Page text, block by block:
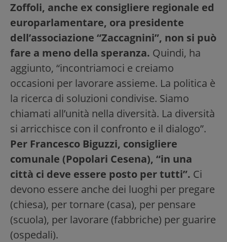
Zoffoli, anche ex consigliere regionale ed
europarlamentare, ora presidente
dell’associazione “Zaccagnini”, non si può
fare a meno della speranza. Quindi, ha
aggiunto, “incontriamoci e creiamo
occasioni per lavorare assieme. La politica è
la ricerca di soluzioni condivise. Siamo
chiamati all’unità nella diversità. La diversità
si arricchisce con il confronto e il dialogo”.
Per Francesco Biguzzi, consigliere
comunale (Popolari Cesena), “in una
città ci deve essere posto per tutti”. Ci
devono essere anche dei luoghi per pregare
(chiesa), per tornare (casa), per pensare
(scuola), per lavorare (fabbriche) per guarire
(ospedali).